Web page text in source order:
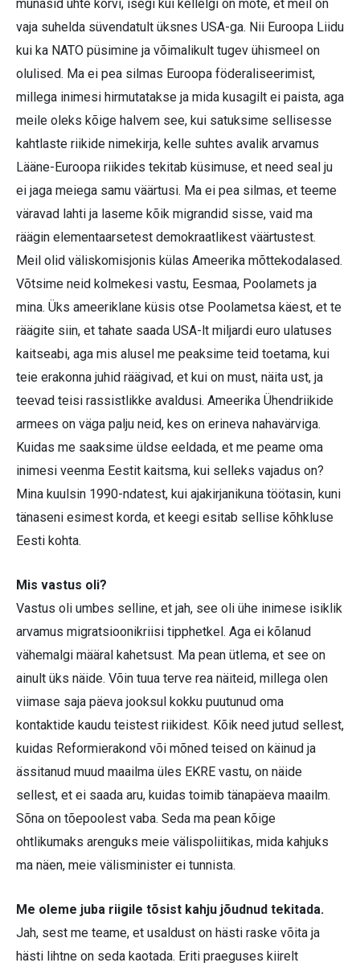
munasid ühte korvi, isegi kui kellelgi on mõte, et meil on
vaja suhelda süvendatult üksnes USA-ga. Nii Euroopa Liidu
kui ka NATO püsimine ja võimalikult tugev ühismeel on
olulised. Ma ei pea silmas Euroopa föderaliseerimist,
millega inimesi hirmutatakse ja mida kusagilt ei paista, aga
meile oleks kõige halvem see, kui satuksime sellisesse
kahtlaste riikide nimekirja, kelle suhtes avalik arvamus
Lääne-Euroopa riikides tekitab küsimuse, et need seal ju
ei jaga meiega samu väärtusi. Ma ei pea silmas, et teeme
väravad lahti ja laseme kõik migrandid sisse, vaid ma
räägin elementaarsetest demokraatlikest väärtustest.
Meil olid väliskomisjonis külas Ameerika mõttekodalased.
Võtsime neid kolmekesi vastu, Eesmaa, Poolamets ja
mina. Üks ameeriklane küsis otse Poolametsa käest, et te
räägite siin, et tahate saada USA-lt miljardi euro ulatuses
kaitseabi, aga mis alusel me peaksime teid toetama, kui
teie erakonna juhid räägivad, et kui on must, näita ust, ja
teevad teisi rassistlikke avaldusi. Ameerika Ühendriikide
armees on väga palju neid, kes on erineva nahavärviga.
Kuidas me saaksime üldse eeldada, et me peame oma
inimesi veenma Eestit kaitsma, kui selleks vajadus on?
Mina kuulsin 1990-ndatest, kui ajakirjanikuna töötasin, kuni
tänaseni esimest korda, et keegi esitab sellise kõhkluse
Eesti kohta.
Mis vastus oli?
Vastus oli umbes selline, et jah, see oli ühe inimese isiklik
arvamus migratsioonikriisi tipphetkel. Aga ei kõlanud
vähemalgi määral kahetsust. Ma pean ütlema, et see on
ainult üks näide. Võin tuua terve rea näiteid, millega olen
viimase saja päeva jooksul kokku puutunud oma
kontaktide kaudu teistest riikidest. Kõik need jutud sellest,
kuidas Reformierakond või mõned teised on käinud ja
ässitanud muud maailma üles EKRE vastu, on näide
sellest, et ei saada aru, kuidas toimib tänapäeva maailm.
Sõna on tõepoolest vaba. Seda ma pean kõige
ohtlikumaks arenguks meie välispoliitikas, mida kahjuks
ma näen, meie välisminister ei tunnista.
Me oleme juba riigile tõsist kahju jõudnud tekitada.
Jah, sest me teame, et usaldust on hästi raske võita ja
hästi lihtne on seda kaotada. Eriti praeguses kiirelt